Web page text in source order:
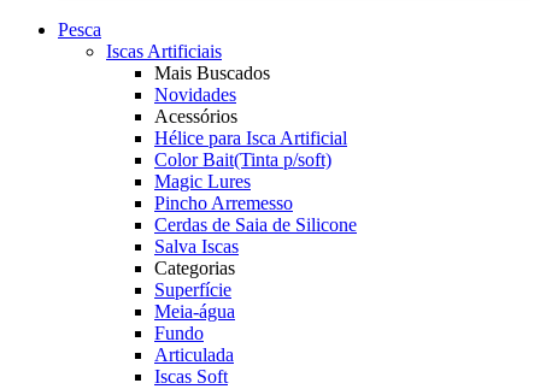
Pesca
Iscas Artificiais
Mais Buscados
Novidades
Acessórios
Hélice para Isca Artificial
Color Bait(Tinta p/soft)
Magic Lures
Pincho Arremesso
Cerdas de Saia de Silicone
Salva Iscas
Categorias
Superfície
Meia-água
Fundo
Articulada
Iscas Soft